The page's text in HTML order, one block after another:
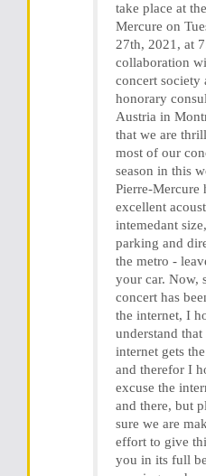
take place at
Mercure on
27th, 2021, at
collaboration
concert society
honorary
Austria in
that we are
most of our
season in this
Pierre-Mercure
excellent
intemedant
parking and
the metro -
your car. Now,
concert has
the internet, I
understand that
internet gets
and therefor I
excuse the
and there, but
sure we are
effort to give
you in its full